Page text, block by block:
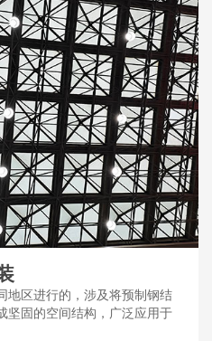
地区进行的，涉及将预制钢结
坚固的空间结构，广泛应用于